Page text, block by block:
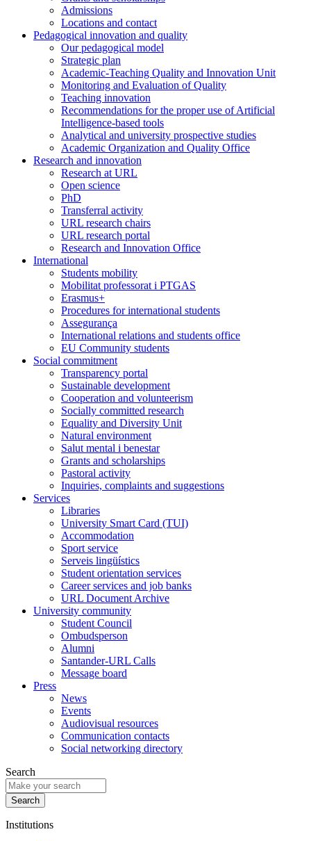
Admissions
Locations and contact
Pedagogical innovation and quality
Our pedagogical model
Strategic plan
Academic-Teaching Quality and Innovation Unit
Monitoring and Evaluation of Quality
Teaching innovation
Recommendations for the proper use of Artificial
Intelligence-based tools
Analytical and university prospective studies
Academic Organization and Quality Office
Research and innovation
Research at URL
Open science
PhD
Transferral activity
URL research chairs
URL research portal
Research and Innovation Office
International
Students mobility
Mobilitat professorat i PTGAS
Erasmus+
Procedures for international students
Assegurança
International relations and students office
EU Community students
Social commitment
Transparency portal
Sustainable development
Cooperation and volunteerism
Socially committed research
Equality and Diversity Unit
Natural environment
Salut mental i benestar
Grants and scholarships
Pastoral activity
Inquiries, complaints and suggestions
Services
Libraries
University Smart Card (TUI)
Accommodation
Sport service
Serveis lingüístics
Student orientation services
Career services and job banks
URL Document Archive
University community
Student Council
Ombudsperson
Alumni
Santander-URL Calls
Message board
Press
News
Events
Audiovisual resources
Communication contacts
Social networking directory
Search
Institutions